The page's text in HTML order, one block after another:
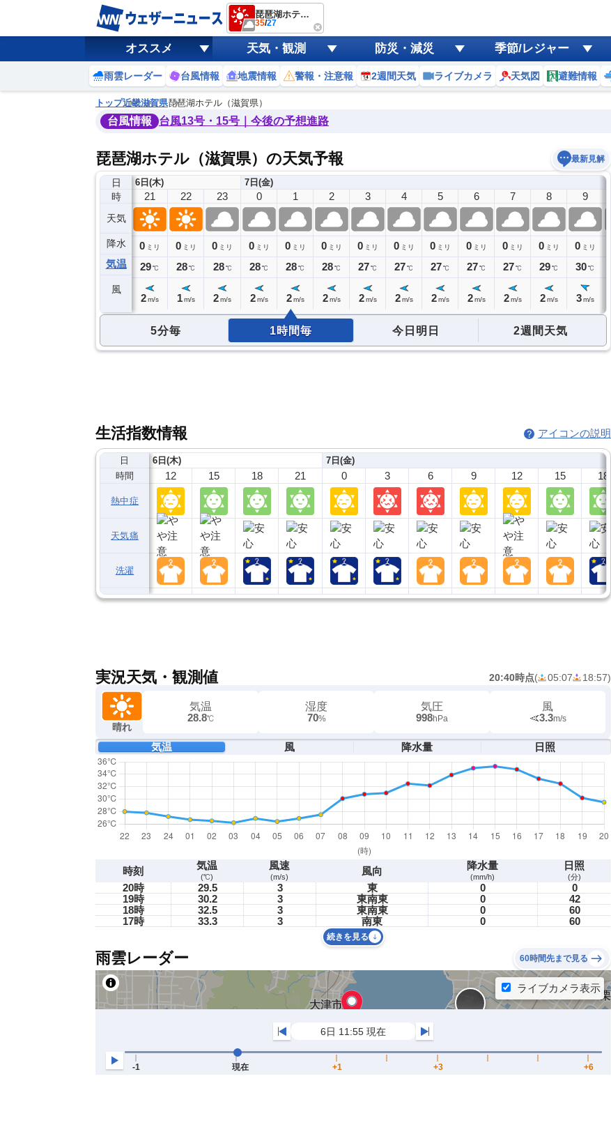
琵琶湖ホテル（滋賀県）
35/27
オススメ 天気・観測 防災・減災 季節/レジャー
雨雲レーダー 台風情報 地震情報 警報・注意報 2週間天気 ライブカメラ 天気図 避難情報
トップ近畿滋賀県琵琶湖ホテル（滋賀県）
台風情報 台風13号・15号｜今後の予想進路
琵琶湖ホテル（滋賀県）の天気予報 最新見解
日
時
天気
降水
気温
風
6日(木)
20
0ミリ
29℃
21
0 ミリ
29℃
2 m/s
22
0 ミリ
28℃
1 m/s
23
0 ミリ
28 ℃
2m/s
7日(金)
0
0 ミリ
28℃
2 m/s
1
0 ミリ
28℃
2 m/s
2
0 ミリ
28℃
2 m/s
3
0 ミリ
27℃
2 m/s
4
0 ミリ
27℃
2 m/s
5
0 ミリ
27℃
2 m/s
6
0 ミリ
27℃
2 m/s
7
0 ミリ
27℃
2 m/s
8
0 ミリ
29℃
2 m/s
9
0 ミリ
30℃
3 m/s
5分毎 1時間毎 今日明日 2週間天気
生活指数情報 アイコンの説明
日
時間
熱中症
天気痛
洗濯
6日(木)
12 15 18 21
7日(金)
0 3 6 9 12 15 18
実況天気・観測値 20:40時点( 05:07 18:57)
晴れ
気温
28.8℃
湿度
70%
気圧
998hPa
風
3.3m/s
気温 風 降水量 日照
時刻 気温
(℃)
風速
(m/s) 風向 降水量
(mm/h)
日照
(分)
20時 29.5 3 東 0
0
19時
30.2 3 東南東 0
42
18時
32.5 3 東南東 0
60
17時
33.3 3 南東 0 60
続きを見る
雨雲レーダー 60時間先まで見る